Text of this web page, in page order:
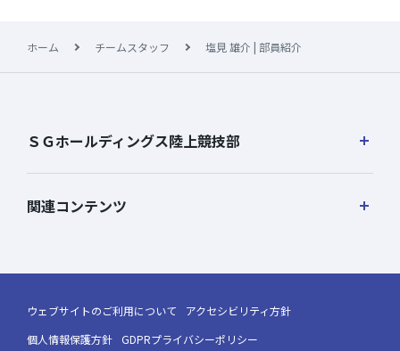
ホーム チームスタッフ 塩見 雄介 | 部員紹介
ＳＧホールディングス陸上競技部
関連コンテンツ
ウェブサイトのご利用について
アクセシビリティ方針
個人情報保護方針
GDPRプライバシーポリシー